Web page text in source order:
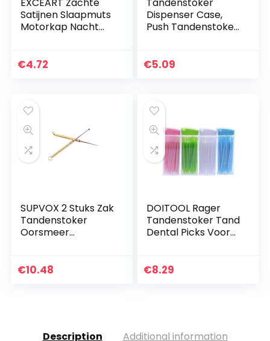
EXCEART Zachte
Satijnen Slaapmuts
Motorkap Nacht
Zijdeachtige
€4.72
Tandenstoker
Dispenser Case,
Push Tandenstoker
Plastic
€5.09
SUPVOX 2 Stuks Zak
Tandenstoker
Oorsmeer
Buiten Picknicken
€10.48
DOITOOL Rager
Tandenstoker Tand
Dental Picks Voor
Interdentale
€8.29
Description Additional information